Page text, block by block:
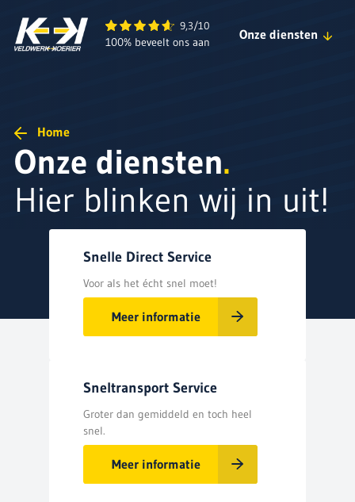
Veldwerk Koerier B.V. 9,3/10
100% beveelt ons aan Onze diensten
Zelfde Dag Service
Groupage Service
Home
Onze diensten.
Hier blinken wij in uit!
Snelle Direct Service
Voor als het écht snel moet!
Meer informatie
Sneltransport Service
Groter dan gemiddeld en toch heel
snel.
Meer informatie